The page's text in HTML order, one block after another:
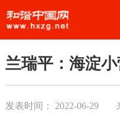
兰瑞平：海淀
发表时间： 2022-06-29